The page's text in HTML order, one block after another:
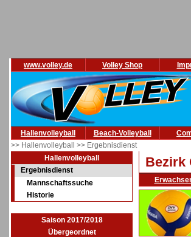
www.volley.de Volley Shop
Hallenvolleyball Beach-Volleyball
>> Hallenvolleyball >> Ergebnisdienst
Hallenvolleyball
Ergebnisdienst
Mannschaftssuche
Historie
Saison 2017/2018
Übergeordnet
Bezirk